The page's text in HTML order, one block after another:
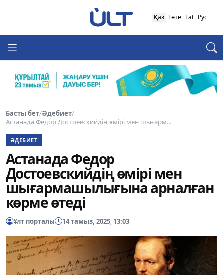
Қаз Төте Lat Рус
Басты бет/Әдебиет/
Астанада Федор Достоевскийдің өмірі мен шығарм...
ӘДЕБИЕТ
Астанада Федор
Достоевскийдің өмірі мен
шығармашылығына арналған
көрме өтеді
Ұлт порталы 14 тамыз, 2025, 13:03